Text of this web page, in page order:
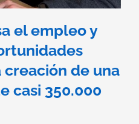
el empleo y
de una
casi 350.000